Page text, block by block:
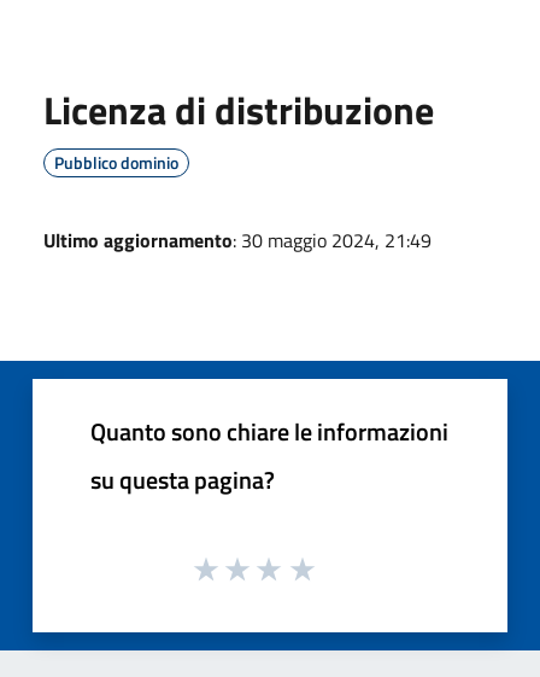
Licenza di distribuzione
Pubblico dominio
Ultimo aggiornamento: 30 maggio 2024, 21:49
Quanto sono chiare le informazioni
su questa pagina?